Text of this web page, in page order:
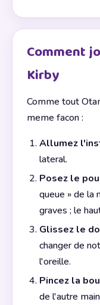
Comment
Kirby
Comme tout
meme facon :
Allumez
lateral.
Posez le
queue » de la
graves ; le
Glissez le
changer de
l'oreille.
Pincez la
de l'autre